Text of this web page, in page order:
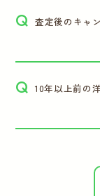
Q 査定後のキャ
Q 10年以上前の